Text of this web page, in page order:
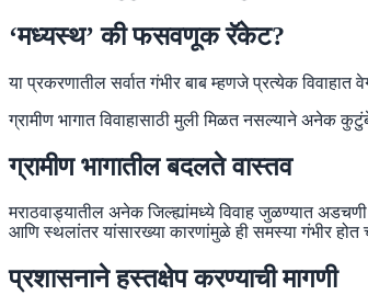
‘मध्यस्थ’ की फसवणूक रॅकेट?
या प्रकरणातील सर्वात गंभीर बाब म्हणजे प्रत्येक
ग्रामीण भागात विवाहासाठी मुली मिळत नसल्याने अनेक
ग्रामीण भागातील बदलते वास्तव
मराठवाड्यातील अनेक जिल्ह्यांमध्ये विवाह जुळण्यात
आणि स्थलांतर यांसारख्या कारणांमुळे ही समस्या गंभीर
प्रशासनाने हस्तक्षेप करण्याची मागणी